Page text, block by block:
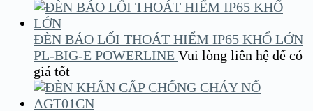
ĐÈN BÁO LỐI THOÁT HIỂM IP65 KHỔ LỚN
PL-BIG-E POWERLINE Vui lòng liên hệ để có
giá tốt